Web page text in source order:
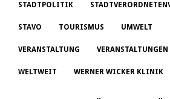
STADTPOLITIK
STAVO TOURISMUS UMWELT
VERANSTALTUNG VERANSTALTUNGEN
WELTWEIT WERNER WICKER KLINIK